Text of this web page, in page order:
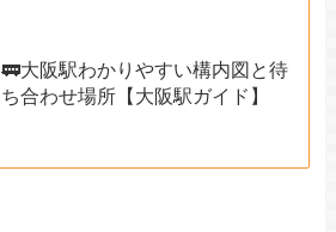
🚃大阪駅わかりやすい構内図と待
ち合わせ場所【大阪駅ガイド】